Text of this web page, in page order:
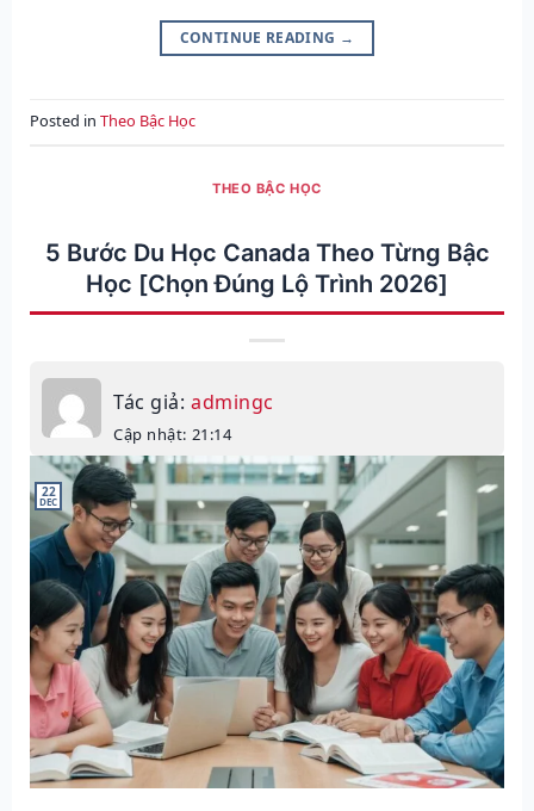
CONTINUE READING →
Posted in Theo Bậc Học
THEO BẬC HỌC
5 Bước Du Học Canada Theo Từng Bậc
Học [Chọn Đúng Lộ Trình 2026]
Tác giả:admingc
Cập nhật: 21:14
22
DEC